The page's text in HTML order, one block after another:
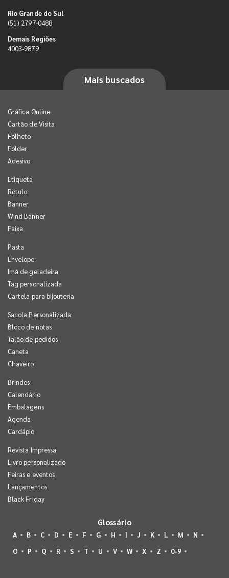
Rio Grande do Sul
(51) 2797-0488
Demais Regiões
4003-9879
Mais buscados
Gráfica Online
Cartão de Visita
Folheto
Folder
Adesivo
Etiqueta
Rótulo
Banner
Wind Banner
Faixa
Pasta
Envelope
Imã de geladeira
Tag personalizada
Cartela para bijouteria
Sacola Personalizada
Bloco de notas
Talão de pedidos
Caneta
Chaveiro
Brindes
Calendário
Embalagens
Agenda
Cardápio
Revista Impressa
Livro personalizado
Feiras e eventos
Lançamentos
Black Friday
Glossário
A B C D E F G H I J K L M
N
O
P Q R S T U V W X Z 0-9